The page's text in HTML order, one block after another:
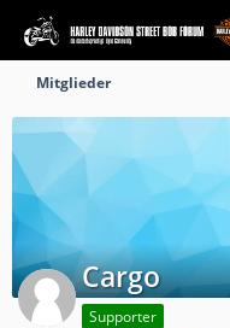
Mitglieder
Cargo
Supporter